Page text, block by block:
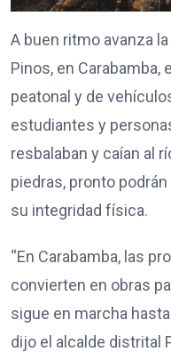
A buen ritmo avanza
Pinos, en
peatonal y de
estudiantes y
resbalaban y caían al
piedras, pronto
su integridad física.
“En Carabamba, las
convierten en obras
sigue en marcha
dijo el alcalde distrital